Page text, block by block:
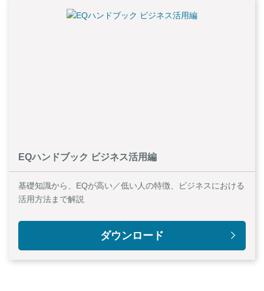
EQハンドブック ビジネス活用編
基礎知識から、EQが高い／低い人の特徴、ビジネスにおける
活用方法まで解説
ダウンロード